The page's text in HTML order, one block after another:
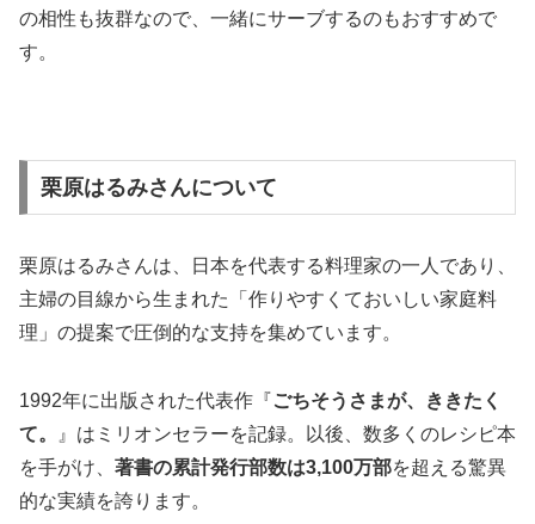
の相性も抜群なので、一緒にサーブするのもおすすめで
す。
栗原はるみさんについて
栗原はるみさんは、日本を代表する料理家の一人であり、
主婦の目線から生まれた「作りやすくておいしい家庭料
理」の提案で圧倒的な支持を集めています。
1992年に出版された代表作『ごちそうさまが、ききたく
て。
』はミリオンセラーを記録。以後、数多くのレシピ本
を手がけ、 著書の累計発行部数は3,100万部を超える驚異
的な実績を誇ります。